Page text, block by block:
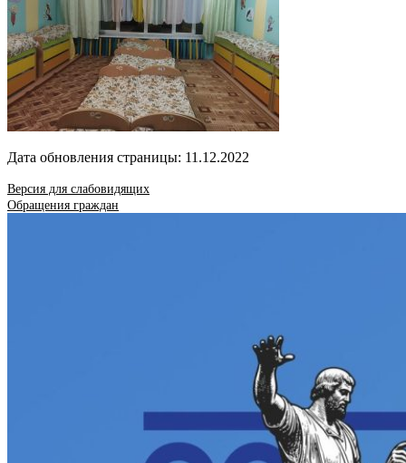
Дата обновления страницы: 11.12.2022
Версия для слабовидящих
Обращения граждан